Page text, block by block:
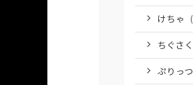
けちゃ
ちぐさ
ぷりっつ